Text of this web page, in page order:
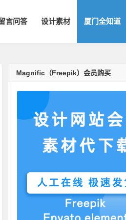
言问答 设计素材 厦门全知道
Magnific（Freepik）会员购买